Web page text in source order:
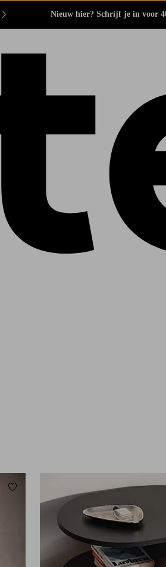
Nieuw hier? Schrijf je in voor
Toevoegen aan favorieten